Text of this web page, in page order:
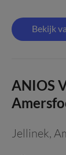
Bekijk
ANIOS
Jellinek,